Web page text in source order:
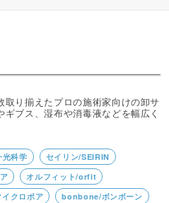
り揃えたプロの施術家向けの卸サ
ブス、湿布や消毒液などを幅広く
光科学
セイリン/SEIRIN
オルフィット/orfit
クロポア
bonbone/ボンボーン